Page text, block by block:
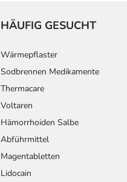
HÄUFIG GESUCHT
Wärmepflaster
Sodbrennen Medikamente
Thermacare
Voltaren
Hämorrhoiden Salbe
Abführmittel
Magentabletten
Lidocain